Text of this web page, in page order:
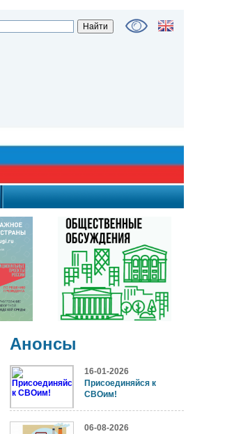
Анонсы
16-01-2026
Присоединяйся к
СВОим!
06-08-2026